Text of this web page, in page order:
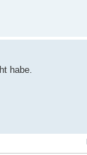
habe.